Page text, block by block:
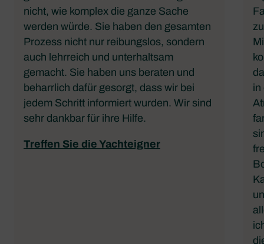
nicht, wie komplex die ganze Sache
werden würde. Sie haben den gesamten
Prozess nicht nur reibungslos, sondern
auch lehrreich und unterhaltsam
gemacht. Sie haben uns beraten und
beharrlich dafür gesorgt, dass wir bei
jedem Schritt informiert wurden. Wir sind
sehr dankbar für ihre Hilfe.
Treffen Sie die Yachteigner
in